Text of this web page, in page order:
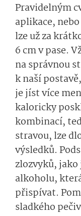
Pravidelným
aplikace,
lze už za
6 cm v pase.
na správnou
k naší
je jíst více
kaloricky
kombinací,
stravou, lze
výsledků.
zlozvyků,
alkoholu,
přispívat.
sladkého